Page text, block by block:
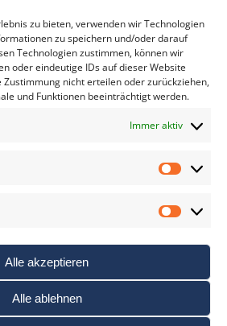
zu bieten, verwenden wir Technologien
zu speichern und/oder darauf
Technologien zustimmen, können wir
oder eindeutige IDs auf dieser Website
Zustimmung nicht erteilen oder zurückziehen,
und Funktionen beeinträchtigt werden.
Immer aktiv
Alle akzeptieren
Alle ablehnen
*